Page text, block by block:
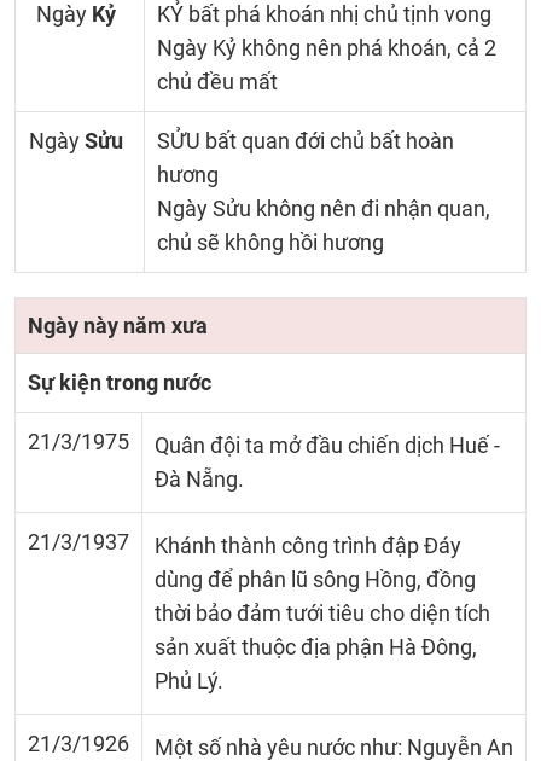
Ngày Kỷ
KỶ bất phá khoán nhị chủ tịnh vong
Ngày Kỷ không nên phá khoán, cả 2
chủ đều mất
NgàySửu
SỬU bất quan đới chủ bất hoàn
hương
Ngày Sửu không nên đi nhận quan,
chủ sẽ không hồi hương
Ngày này năm xưa
Sự kiện trong nước
21/3/1975
Quân đội ta mở đầu chiến dịch Huế -
Đà Nẵng.
21/3/1937
Khánh thành công trình đập Đáy
dùng để phân lũ sông Hồng, đồng
thời bảo đảm tưới tiêu cho diện tích
sản xuất thuộc địa phận Hà Đông,
Phủ Lý.
21/3/1926
Một số nhà yêu nước như: Nguyễn An